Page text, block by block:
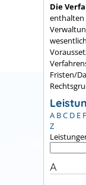
Die
enthalten
Fristen/
A BC D E F
Z
A